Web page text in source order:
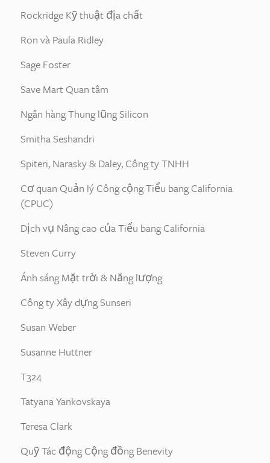
Rockridge Kỹ thuật địa chất
Ron và Paula Ridley
Sage Foster
Save Mart Quan tâm
Ngân hàng Thung lũng Silicon
Smitha Seshandri
Spiteri, Narasky & Daley, Công ty TNHH
Cơ quan Quản lý Công cộng Tiểu bang California
(CPUC)
Dịch vụ Nâng cao của Tiểu bang California
Steven Curry
Ánh sáng Mặt trời & Năng lượng
Công ty Xây dựng Sunseri
Susan Weber
Susanne Huttner
T324
Tatyana Yankovskaya
Teresa Clark
Quỹ Tác động Cộng đồng Benevity